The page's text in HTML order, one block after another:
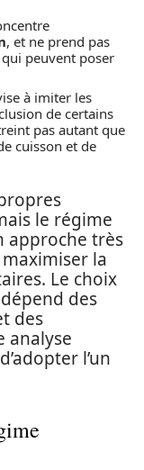
, et ne prend pas
qui peuvent poser
à imiter les
de certains
pas autant que
cuisson et de
le régime
approche très
la
Le choix
des
des
analyse
l’un